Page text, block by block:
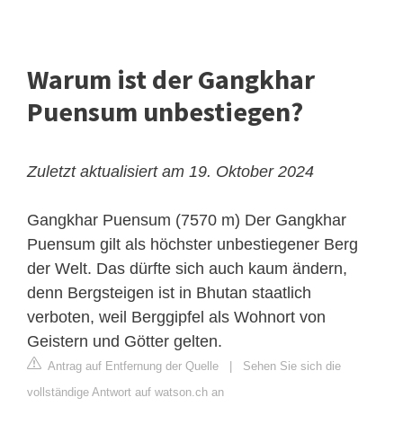
Warum ist der Gangkhar
Puensum unbestiegen?
Zuletzt aktualisiert am 19. Oktober 2024
Gangkhar Puensum (7570 m) Der Gangkhar
Puensum gilt als höchster unbestiegener Berg
der Welt. Das dürfte sich auch kaum ändern,
denn Bergsteigen ist in Bhutan staatlich
verboten, weil Berggipfel als Wohnort von
Geistern und Götter gelten.
Antrag auf Entfernung der Quelle
Sehen Sie sich die
vollständige Antwort auf watson.ch an